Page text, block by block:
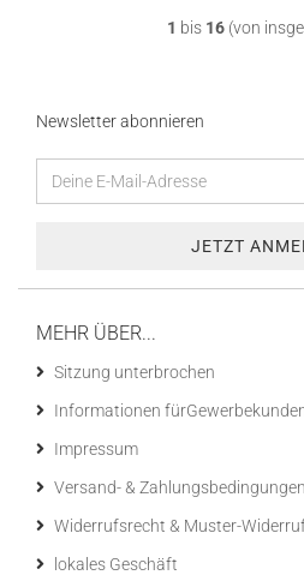
1 bis 16 (von
Newsletter abonnieren
MEHR ÜBER...
Sitzung unterbrochen
Informationen
Impressum
Versand- & Zahlungsbedingungen
Widerrufsrecht & Muster-
lokales Geschäft